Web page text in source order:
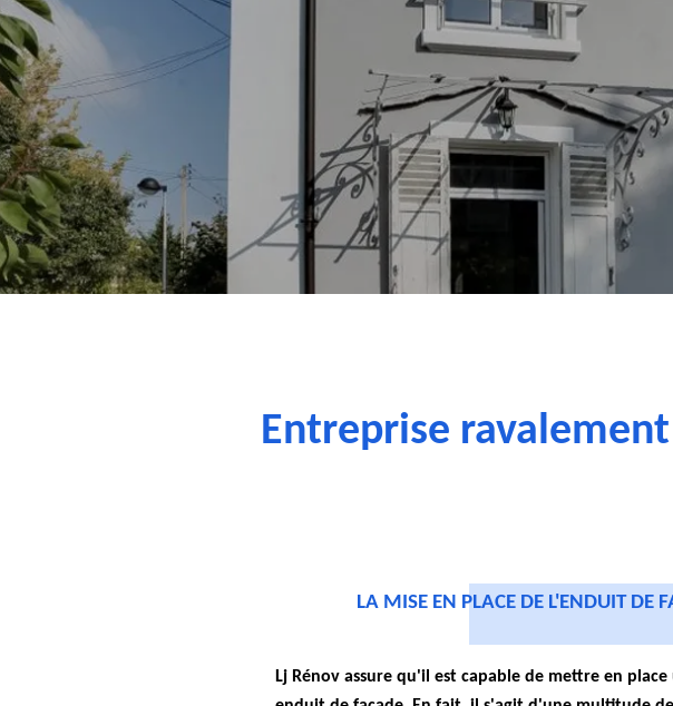
Entreprise
LA MISE EN PLACE DE L'ENDUIT DE
Lj Rénov assure qu'il est capable de mettre en place